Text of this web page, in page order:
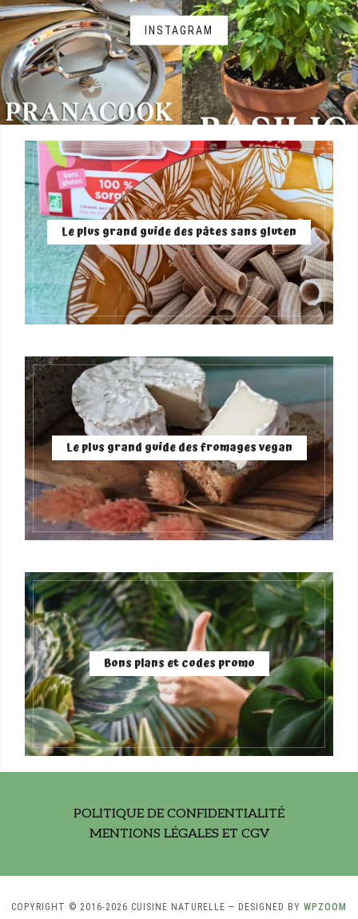
INSTAGRAM
Le plus grand guide des pâtes sans gluten
Le plus grand guide des fromages vegan
Bons plans et codes promo
POLITIQUE DE CONFIDENTIALITÉ
MENTIONS LÉGALES ET CGV
COPYRIGHT © 2016-2026 CUISINE NATURELLE — DESIGNED BY WPZOOM